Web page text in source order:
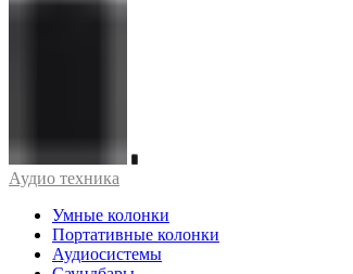
Аудио техника
Умные колонки
Портативные колонки
Аудиосистемы